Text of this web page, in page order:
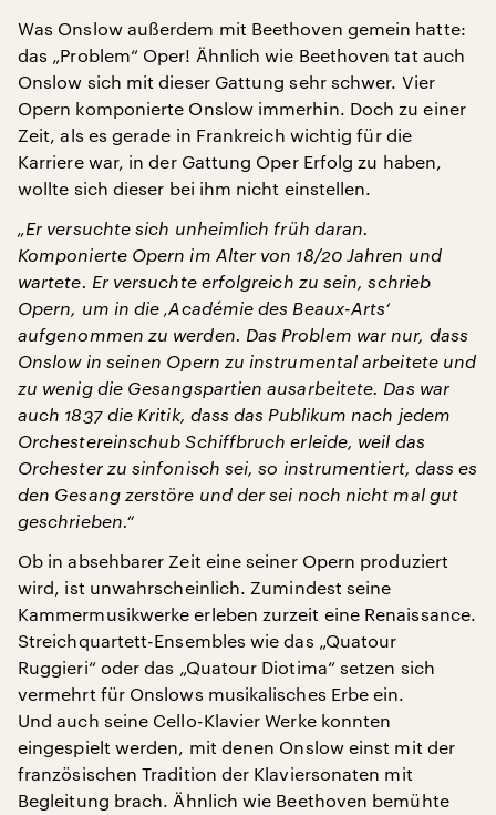
Was Onslow außerdem mit Beethoven gemein hatte:
das „Problem“ Oper! Ähnlich wie Beethoven tat auch
Onslow sich mit dieser Gattung sehr schwer. Vier
Opern komponierte Onslow immerhin. Doch zu einer
Zeit, als es gerade in Frankreich wichtig für die
Karriere war, in der Gattung Oper Erfolg zu haben,
wollte sich dieser bei ihm nicht einstellen.
„Er versuchte sich unheimlich früh daran.
Komponierte Opern im Alter von 18/20 Jahren und
wartete. Er versuchte erfolgreich zu sein, schrieb
Opern, um in die ‚Académie des Beaux-Arts‘
aufgenommen zu werden. Das Problem war nur, dass
Onslow in seinen Opern zu instrumental arbeitete und
zu wenig die Gesangspartien ausarbeitete. Das war
auch 1837 die Kritik, dass das Publikum nach jedem
Orchestereinschub Schiffbruch erleide, weil das
Orchester zu sinfonisch sei, so instrumentiert, dass es
den Gesang zerstöre und der sei noch nicht mal gut
geschrieben.“
Ob in absehbarer Zeit eine seiner Opern produziert
wird, ist unwahrscheinlich. Zumindest seine
Kammermusikwerke erleben zurzeit eine Renaissance.
Streichquartett-Ensembles wie das „Quatour
Ruggieri“ oder das „Quatour Diotima“ setzen sich
vermehrt für Onslows musikalisches Erbe ein.
Und auch seine Cello-Klavier Werke konnten
eingespielt werden, mit denen Onslow einst mit der
französischen Tradition der Klaviersonaten mit
Begleitung brach. Ähnlich wie Beethoven bemühte